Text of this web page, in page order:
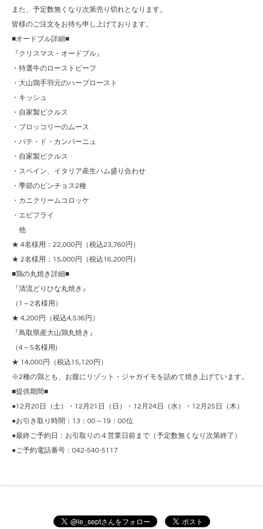
また、予定数無くなり次第売り切れとなります。
皆様のご注文をお待ち申し上げております。
■オードブル詳細■
『クリスマス・オードブル』
・特選牛のローストビーフ
・大山鶏手羽元のハーブロースト
・キッシュ
・自家製ピクルス
・ブロッコリーのムース
・パテ・ド・カンパーニュ
・自家製ピクルス
・スペイン、イタリア産生ハム盛り合わせ
・季節のピンチョス2種
・カニクリームコロッケ
・エビフライ
他
★ 4名様用：22,000円（税込23,760円）
★ 2名様用：15,000円（税込16,200円）
■鶏の丸焼き詳細■
『清流どりひな丸焼き』
（1～2名様用）
★ 4,200円（税込4,536円）
『鳥取県産大山鶏丸焼き』
（4～5名様用)
★ 14,000円（税込15,120円）
※2種の鶏とも、お腹にリゾット・ジャガイモを詰めて焼き上げています。
■提供期間■
●12月20日（土）・12月21日（日）・12月24日（水）・12月25日（木）
●お引き取り時間：13：00～19：00位
●最終ご予約日：お引取りの４営業日前まで（予定数無くなり次第終了）
●ご予約電話番号：042-540-5117